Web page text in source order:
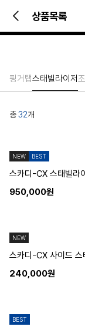
빠른 문의 및 소식 접
오늘 하루 열지 않기
상품목록
핑거탭스태빌라이저
총32개
NEW BEST
스카디-CX 스태빌라
950,000원
NEW
스카디-CX 사이드 스
240,000원
BEST